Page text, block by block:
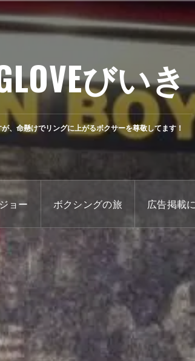
びいき
、命懸けでリングに上がるボクサーを尊敬してます！
ョー ボクシングの旅 広告掲載